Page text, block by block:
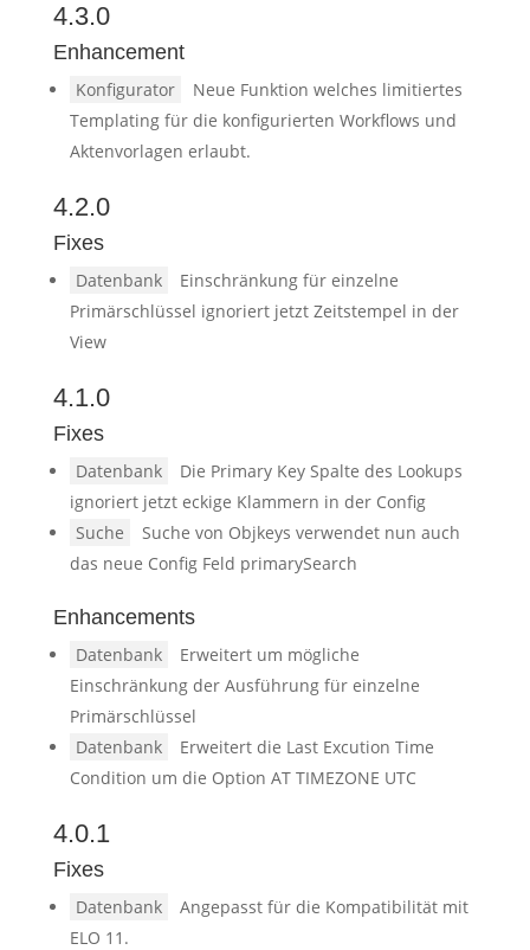
4.3.0
Enhancement
Konfigurator
Neue Funktion welches limitiertes
Templating für die konfigurierten Workflows und
Aktenvorlagen erlaubt.
4.2.0
Fixes
Datenbank
Einschränkung für einzelne
Primärschlüssel ignoriert jetzt Zeitstempel in der
View
4.1.0
Fixes
Datenbank
Die Primary Key Spalte des Lookups
ignoriert jetzt eckige Klammern in der Config
Suche
Suche von Objkeys verwendet nun auch
das neue Config Feld primarySearch
Enhancements
Datenbank
Erweitert um mögliche
Einschränkung der Ausführung für einzelne
Primärschlüssel
Datenbank
Erweitert die Last Excution Time
Condition um die Option AT TIMEZONE UTC
4.0.1
Fixes
Datenbank
Angepasst für die Kompatibilität mit
ELO 11.